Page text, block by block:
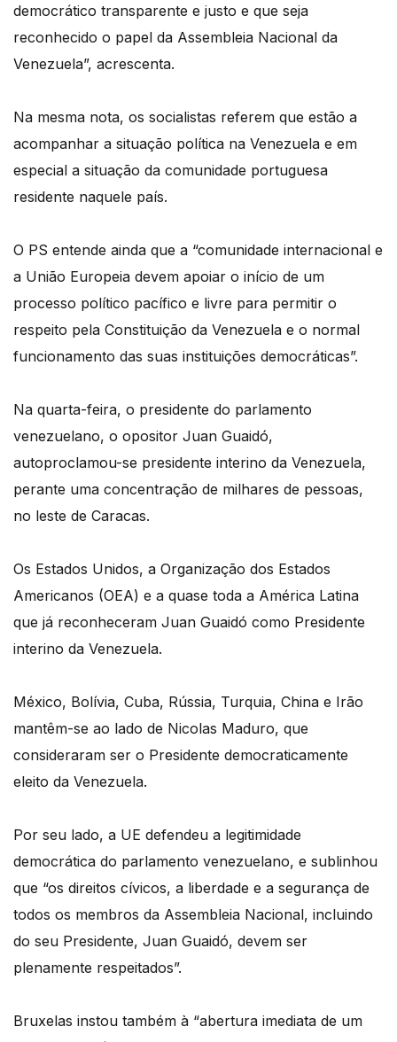
democrático transparente e justo e que seja
reconhecido o papel da Assembleia Nacional da
Venezuela”, acrescenta.
Na mesma nota, os socialistas referem que estão a
acompanhar a situação política na Venezuela e em
especial a situação da comunidade portuguesa
residente naquele país.
O PS entende ainda que a “comunidade internacional e
a União Europeia devem apoiar o início de um
processo político pacífico e livre para permitir o
respeito pela Constituição da Venezuela e o normal
funcionamento das suas instituições democráticas”.
Na quarta-feira, o presidente do parlamento
venezuelano, o opositor Juan Guaidó,
autoproclamou-se presidente interino da Venezuela,
perante uma concentração de milhares de pessoas,
no leste de Caracas.
Os Estados Unidos, a Organização dos Estados
Americanos (OEA) e a quase toda a América Latina
que já reconheceram Juan Guaidó como Presidente
interino da Venezuela.
México, Bolívia, Cuba, Rússia, Turquia, China e Irão
mantêm-se ao lado de Nicolas Maduro, que
consideraram ser o Presidente democraticamente
eleito da Venezuela.
Por seu lado, a UE defendeu a legitimidade
democrática do parlamento venezuelano, e sublinhou
que “os direitos cívicos, a liberdade e a segurança de
todos os membros da Assembleia Nacional, incluindo
do seu Presidente, Juan Guaidó, devem ser
plenamente respeitados”.
Bruxelas instou também à “abertura imediata de um